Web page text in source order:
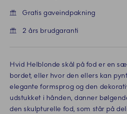
Gratis gaveindpakning
2 års brudgaranti
Hvid Helblonde skål på fod er en
bordet, eller hvor den ellers kan
elegante formsprog og den
udstukket i hånden, danner
den skulpturelle fod, som står på